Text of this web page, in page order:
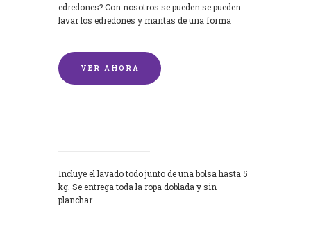
edredones? Con nosotros se pueden se pueden
lavar los edredones y mantas de una forma
VER AHORA
Incluye el lavado todo junto de una bolsa hasta 5
kg. Se entrega toda la ropa doblada y sin
planchar.